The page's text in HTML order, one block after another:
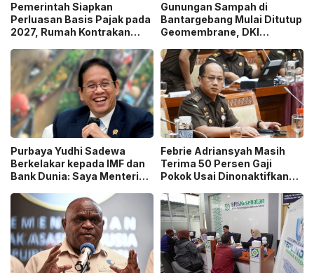
Pemerintah Siapkan
Perluasan Basis Pajak pada
2027, Rumah Kontrakan
Pengawasan!
Gunungan Sampah di
Bantargebang Mulai Ditutup
Geomembrane, DKI
Sistem Open Dumping!
Purbaya Yudhi Sadewa
Berkelakar kepada IMF dan
Bank Dunia: Saya Menteri
Beruntung di Dunia!
Febrie Adriansyah Masih
Terima 50 Persen Gaji
Pokok Usai Dinonaktifkan
ASN Dihentikan!